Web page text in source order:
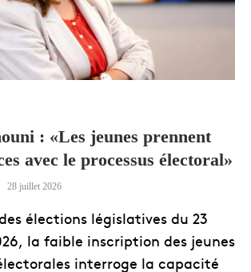
: «Les jeunes prennent
avec le processus électoral»
28 juillet 2026
élections législatives du 23
la faible inscription des jeunes
interroge la capacité